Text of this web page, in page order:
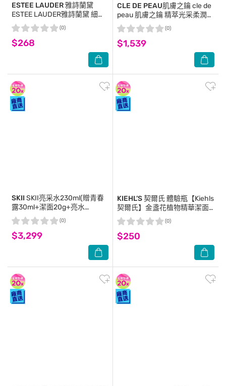
ESTEE LAUDER 雅詩蘭黛
ESTEE LAUDER雅詩蘭黛 細緻
煥采雙效淨化潔面乳(30ml) 2
入組
$268
(0)
CLE DE PEAU肌膚之鑰cle de
peau 肌膚之鑰 精萃光采柔潤潔
膚皂(125ml)-國際航空版
$1,539
(0)
SKII SKII亮采水230ml(贈青春
露30ml+潔面20g+亮水
30ml+煥亮精華10ml)
$3,299
(0)
KIEHL’S 契爾氏體驗瓶【Kiehls
契爾氏】金盞花植物精華潔面
泡泡凝露 30ml 公司貨 洗面乳
$250
(0)